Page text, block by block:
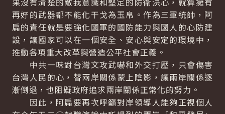
再好的武器都不能化干戈為玉帛。作為三軍統帥，阿
扁的責任就是要強化國軍的國防能力與國人的心防建
設，讓國家可以在一個安全、安心與安定的環境中，
推動各項重大改革與營造公平社會正義。
中共一味對台灣文攻武嚇和外交打壓，只會傷害
台灣人民的心，替兩岸關係蒙上陰影，讓兩岸關係逐
漸倒退，也阻礙政府追求兩岸關係正常化的努力。
因此，阿扁要再次呼籲對岸領導人能夠正視個人